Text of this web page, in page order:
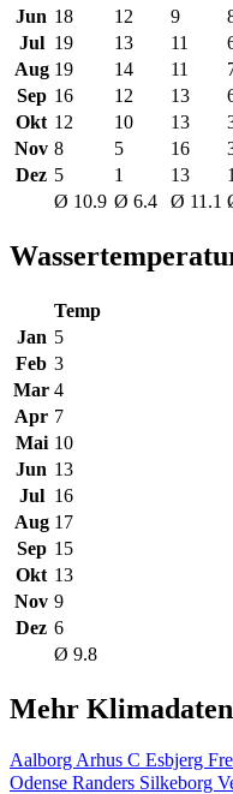
Jun 18 12 9
Jul 19 13 11
Aug 19 14 11
Sep 16 12 13
Okt 12 10 13
Nov 8 5 16
Dez 5 1 13
1
Ø 10.9 Ø 6.4 Ø 11.1
Temp
Jan 5
Feb 3
Mar 4
Apr 7
Mai 10
Jun 13
Jul 16
Aug 17
Sep 15
Okt 13
Nov 9
Dez 6
Ø 9.8
Mehr Klimadaten
Aalborg Arhus C Esbjerg
Odense Randers Silkeborg